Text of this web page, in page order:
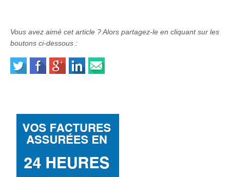
Vous avez aimé cet article ? Alors partagez-le en cliquant sur les
boutons ci-dessous :